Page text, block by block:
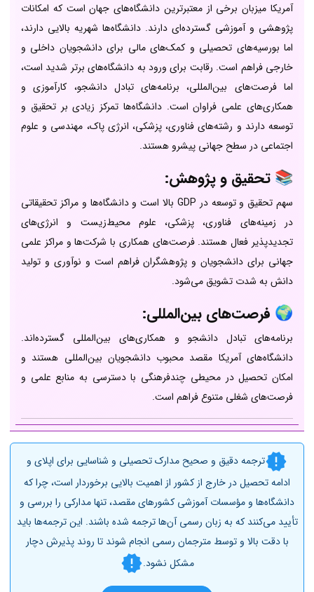
آمریکا میزبان برخی از معتبرترین دانشگاه‌های جهان است که امکانات
پژوهشی و آموزشی گسترده‌ای دارند. دانشگاه‌ها شهریه بالایی دارند،
اما بورسیه‌های تحصیلی و کمک‌های مالی برای دانشجویان داخلی و
خارجی فراهم است. رقابت برای ورود به دانشگاه‌های برتر شدید است،
اما فرصت‌های بین‌المللی، برنامه‌های تبادل دانشجو، کارآموزی و
همکاری‌های علمی فراوان است. دانشگاه‌ها تمرکز زیادی بر تحقیق و
توسعه دارند و رشته‌های فناوری، پزشکی، انرژی پاک، مهندسی و علوم
اجتماعی در سطح جهانی پیشرو هستند.
📚 تحقیق و پژوهش:
سهم تحقیق و توسعه در GDP بالا است و دانشگاه‌ها و مراکز تحقیقاتی
در زمینه‌های فناوری، پزشکی، علوم محیط‌زیست و انرژی‌های
تجدیدپذیر فعال هستند. فرصت‌های همکاری با شرکت‌ها و مراکز علمی
جهانی برای دانشجویان و پژوهشگران فراهم است و نوآوری و تولید
دانش به شدت تشویق می‌شود.
🌍 فرصت‌های بین‌المللی:
برنامه‌های تبادل دانشجو و همکاری‌های بین‌المللی گسترده‌اند.
دانشگاه‌های آمریکا مقصد محبوب دانشجویان بین‌المللی هستند و
امکان تحصیل در محیطی چندفرهنگی با دسترسی به منابع علمی و
فرصت‌های شغلی متنوع فراهم است.
ترجمه دقیق و صحیح مدارک تحصیلی و شناسایی برای اپلای و
ادامه تحصیل در خارج از کشور از اهمیت بالایی برخوردار است، چرا که
دانشگاه‌ها و مؤسسات آموزشی کشورهای مقصد، تنها مدارکی را بررسی و
تأیید می‌کنند که به زبان رسمی آن‌ها ترجمه شده باشند. این ترجمه‌ها باید
با دقت بالا و توسط مترجمان رسمی انجام شوند تا روند پذیرش دچار
مشکل نشود.